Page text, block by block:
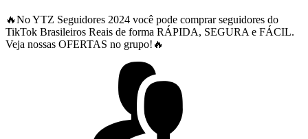
🔥No YTZ Seguidores 2024 você pode comprar seguidores do
TikTok Brasileiros Reais de forma RÁPIDA, SEGURA e FÁCIL.
Veja nossas OFERTAS no grupo!🔥